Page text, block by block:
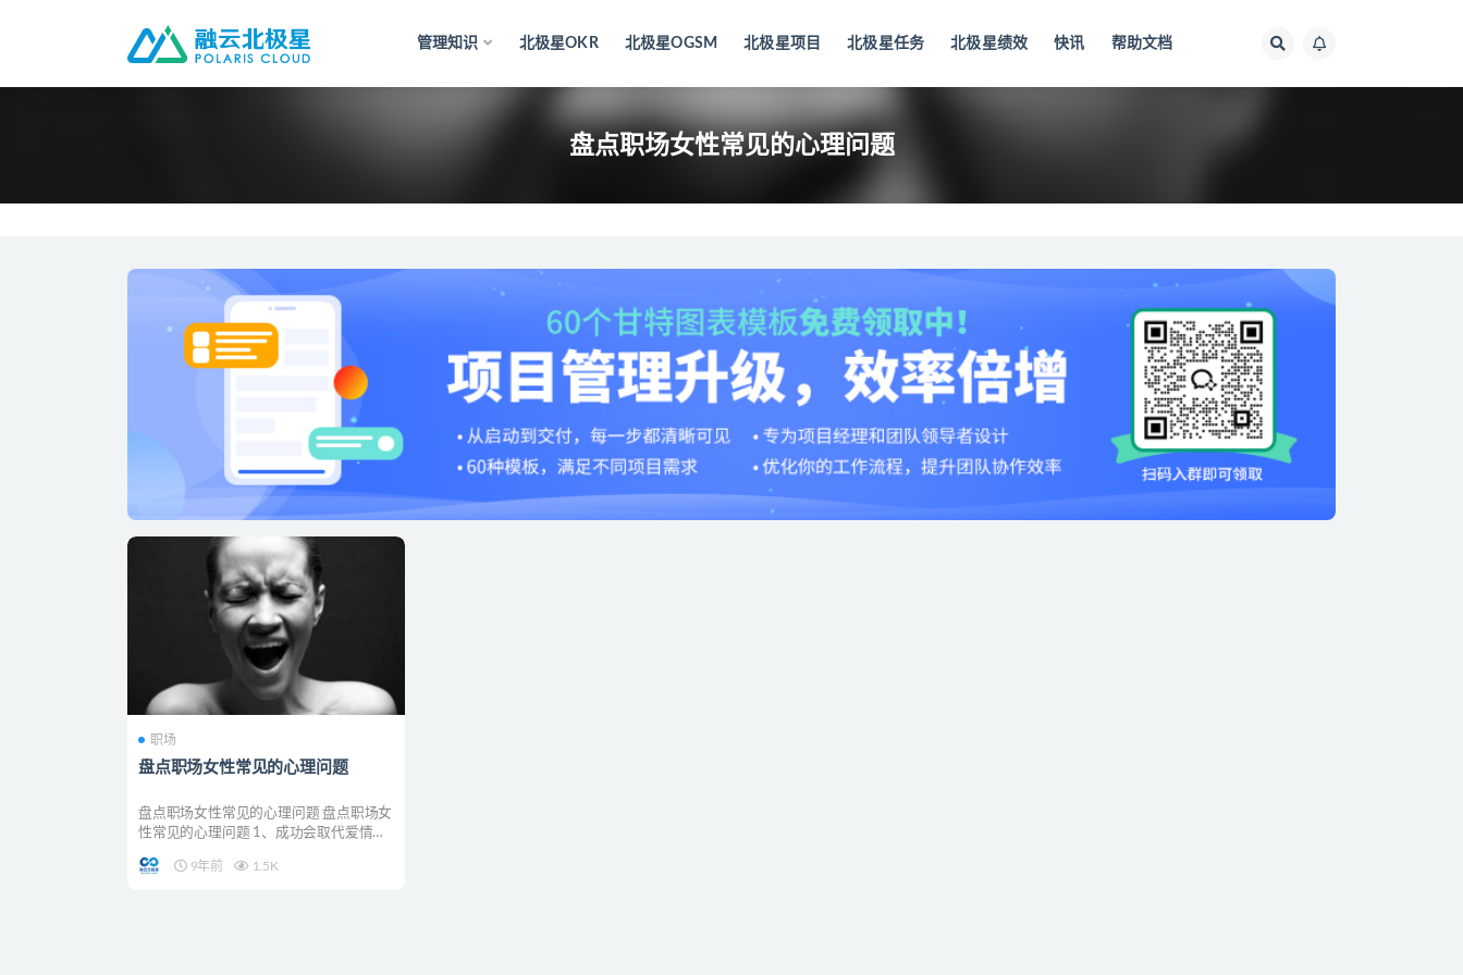
管理知识 北极星OKR 北极星OGSM 北极星项目 北极星任务 北极星绩效 快讯 帮助文档
盘点职场女性常见的心理问题
职场
盘点职场女性常见的心理问题
盘点职场女性常见的心理问题 盘点职场女
性常见的心理问题 1、成功会取代爱情。
9年前
1.5K